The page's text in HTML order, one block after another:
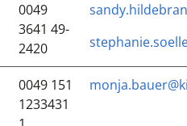
0049
3641 49-
2420
0049 151
1233431